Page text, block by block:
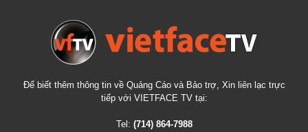
Để biết thêm thông tin về Quảng Cáo và Bảo trợ, Xin liên lạc trực
tiếp với VIETFACE TV tại:
Tel: (714) 864-7988